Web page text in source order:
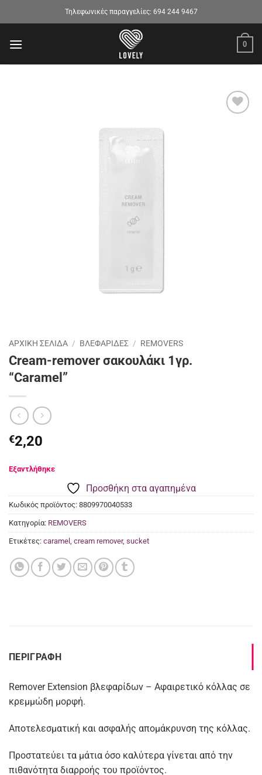
στο
Τηλεφωνικές παραγγελίες: 694 244 9467
0
ΑΡΧΙΚΉ ΣΕΛΊΔΑ / ΒΛΕΦΑΡΙΔΕΣ / REMOVERS
Cream-remover σακουλάκι 1γρ.
“Caramel”
€2,20
Προσθήκη στα αγαπημένα
Κωδικός προϊόντος: 8809970040533
Κατηγορία: REMOVERS
Ετικέτες: caramel , cream remover, sucket
ΠΕΡΙΓΡΑΦΉ
Remover Extension βλεφαρίδων – Αφαιρετικό κόλλας σε
κρεμμώδη μορφή.
Αποτελεσματική και ασφαλής απομάκρυνση της κόλλας.
Προστατεύει τα μάτια όσο καλύτερα γίνεται από την
πιθανότητα διαρροής του προϊόντος.